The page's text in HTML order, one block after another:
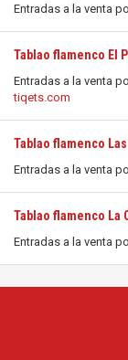
Entradas a la venta
Tablao flamenco El
Entradas a la venta
tiqets.com
Tablao flamenco
Entradas a la venta
Tablao flamenco La
Entradas a la venta